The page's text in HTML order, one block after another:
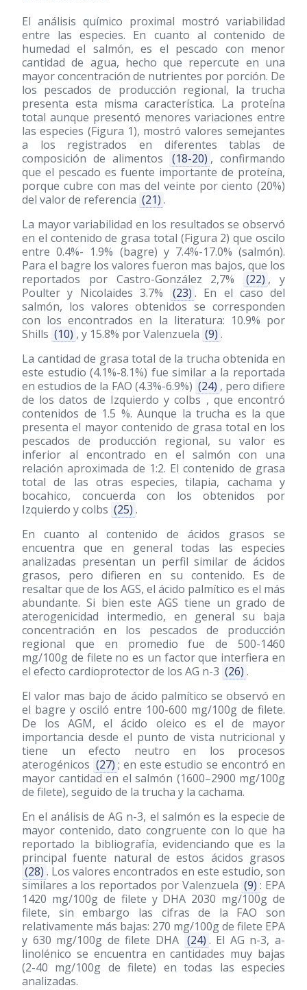
El análisis químico proximal mostró variabilidad
entre las especies. En cuanto al contenido de
humedad el salmón, es el pescado con menor
cantidad de agua, hecho que repercute en una
mayor concentración de nutrientes por porción. De
los pescados de producción regional, la trucha
presenta esta misma característica. La proteína
total aunque presentó menores variaciones entre
las especies (Figura 1), mostró valores semejantes
a los registrados en diferentes tablas de
composición de alimentos
(18-20) , confirmando
que el pescado es fuente importante de proteína,
porque cubre con mas del veinte por ciento (20%)
del valor de referencia (21) .
La mayor variabilidad en los resultados se observó
en el contenido de grasa total (Figura 2) que oscilo
entre 0.4%- 1.9% (bagre) y 7.4%-17.0% (salmón).
Para el bagre los valores fueron mas bajos, que los
reportados por Castro-González 2,7%
(22) , y
Poulter y Nicolaides 3.7%
(23) . En el caso del
salmón, los valores obtenidos se corresponden
con los encontrados en la literatura: 10.9% por
Shills (10) , y 15.8% por Valenzuela (9) .
La cantidad de grasa total de la trucha obtenida en
este estudio (4.1%-8.1%) fue similar a la reportada
en estudios de la FAO (4.3%-6.9%) (24) , pero difiere
de los datos de Izquierdo y colbs , que encontró
contenidos de 1.5 %. Aunque la trucha es la que
presenta el mayor contenido de grasa total en los
pescados de producción regional, su valor es
inferior al encontrado en el salmón con una
relación aproximada de 1:2. El contenido de grasa
total de las otras especies, tilapia, cachama y
bocahico, concuerda con los obtenidos por
Izquierdo y colbs (25) .
En cuanto al contenido de ácidos grasos se
encuentra que en general todas las especies
analizadas presentan un perfil similar de ácidos
grasos, pero difieren en su contenido. Es de
resaltar que de los AGS, el ácido palmítico es el más
abundante. Si bien este AGS tiene un grado de
aterogenicidad intermedio, en general su baja
concentración en los pescados de producción
regional que en promedio fue de 500-1460
mg/100g de filete no es un factor que interfiera en
el efecto cardioprotector de los AG n-3 (26) .
El valor mas bajo de ácido palmítico se observó en
el bagre y osciló entre 100-600 mg/100g de filete.
De los AGM, el ácido oleico es el de mayor
importancia desde el punto de vista nutricional y
tiene un efecto neutro en los procesos
aterogénicos (27) ; en este estudio se encontró en
mayor cantidad en el salmón (1600–2900 mg/100g
de filete), seguido de la trucha y la cachama.
En el análisis de AG n-3, el salmón es la especie de
mayor contenido, dato congruente con lo que ha
reportado la bibliografía, evidenciando que es la
principal fuente natural de estos ácidos grasos
(28) . Los valores encontrados en este estudio, son
similares a los reportados por Valenzuela (9) : EPA
1420 mg/100g de filete y DHA 2030 mg/100g de
filete, sin embargo las cifras de la FAO son
relativamente más bajas: 270 mg/100g de filete EPA
y 630 mg/100g de filete DHA (24) . El AG n-3, a-
linolénico se encuentra en cantidades muy bajas
(2-40 mg/100g de filete) en todas las especies
analizadas.